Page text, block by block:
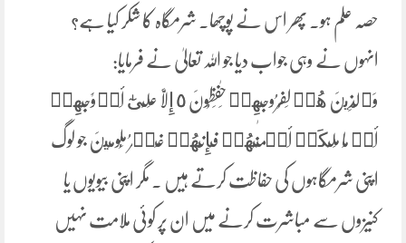
حصہ علم ہو۔ پھر اس نے پوچھا۔ شرمگاہ کا شکر کیا ہے؟
انہوں نے وہی جواب دیا جو اللہ تعالیٰ نے فرمایا:
وَٱلَّذِينَ هُمۡ لِفُرُوجِهِمۡ حَٰفِظُونَ ٥ إِلَّا عَلَىٰٓ أَزۡوَٰجِهِمۡ
أَوۡ مَا مَلَكَتۡ أَيۡمَٰنُهُمۡ فَإِنَّهُمۡ غَيۡرُ ‌مَلُومِينَ جو لوگ
اپنی شرمگاہوں کی حفاظت کرتے ہیں ۔ مگر اپنی بیویوں یا
کنیزوں سے مباشرت کرنے میں ان پر کوئی ملامت نہیں